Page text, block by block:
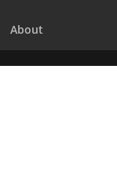
About